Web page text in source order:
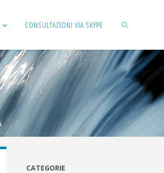
CONSULTAZIONI VIA SKYPE
CERCA
CATEGORIE